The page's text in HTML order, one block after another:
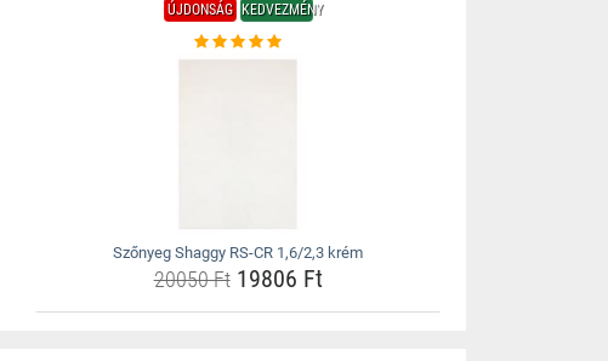
ÚJDONSÁG KEDVEZMÉNY
Szőnyeg Shaggy RS-CR 1,6/2,3 krém
20050 Ft19806 Ft